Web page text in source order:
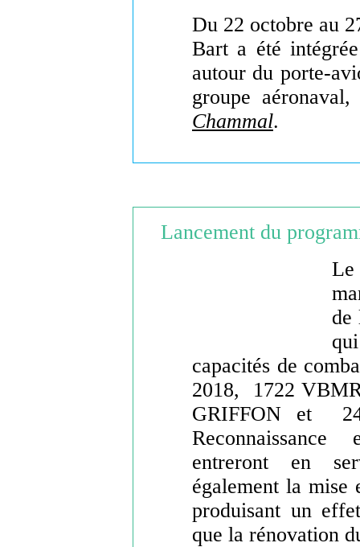
Du 22 octobre au
Bart a été
autour du porte-
groupe
Chammal.
Lancement du
Le
de
capacités de
2018, 1722
GRIFFON et
entreront en
également la mise
produisant un
que la rénovation